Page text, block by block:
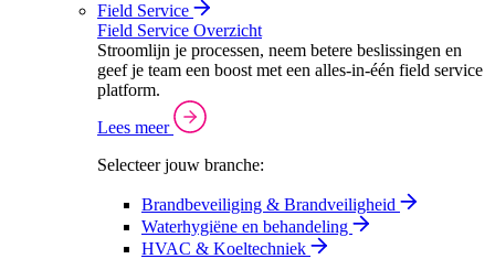
Field Service
Field Service Overzicht
Stroomlijn je processen, neem betere beslissingen en
geef je team een boost met een alles-in-één field service
platform.
Lees meer
Selecteer jouw branche:
Brandbeveiliging & Brandveiligheid
Waterhygiëne en behandeling
HVAC & Koeltechniek